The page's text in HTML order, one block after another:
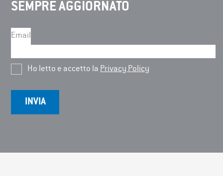
SEMPRE AGGIORNATO
Email
Ho letto e accetto la Privacy Policy